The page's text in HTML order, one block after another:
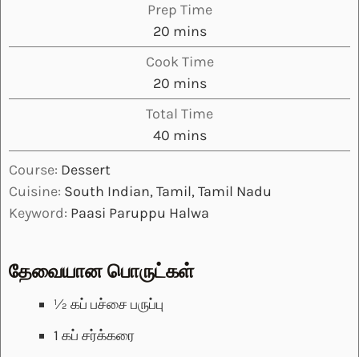
Prep Time
20minutes
mins
Cook Time
20minutes
mins
Total Time
40minutes
mins
Course: Dessert
Cuisine: South Indian, Tamil, Tamil Nadu
Keyword: Paasi Paruppu Halwa
தேவையான பொருட்கள்
½ கப் பச்சை பருப்பு
1 கப் சர்க்கரை